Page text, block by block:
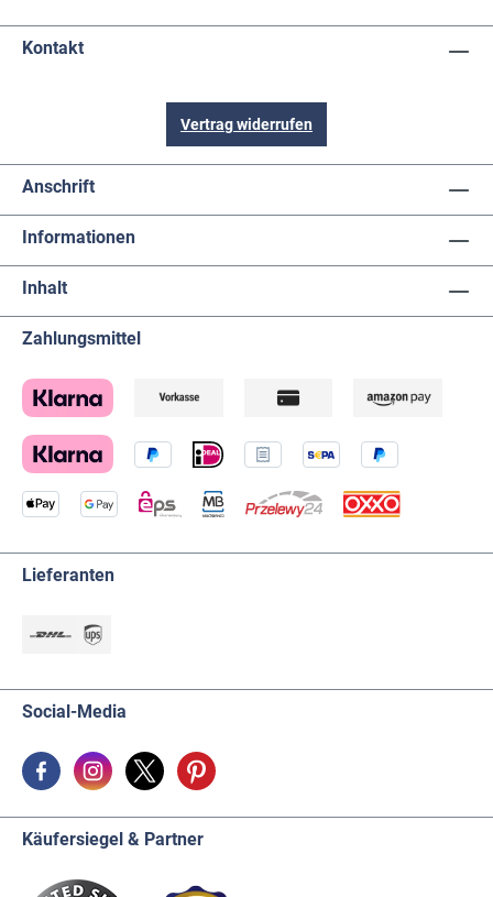
Kontakt
Vertrag widerrufen
Anschrift
Informationen
Inhalt
Zahlungsmittel
Lieferanten
Social-Media
Käufersiegel & Partner